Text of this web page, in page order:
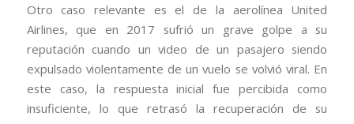
Otro caso relevante es el de la aerolínea United
Airlines, que en 2017 sufrió un grave golpe a su
reputación cuando un video de un pasajero siendo
expulsado violentamente de un vuelo se volvió viral. En
este caso, la respuesta inicial fue percibida como
insuficiente, lo que retrasó la recuperación de su